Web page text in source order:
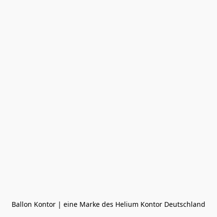
Ballon Kontor | eine Marke des Helium Kontor Deutschland